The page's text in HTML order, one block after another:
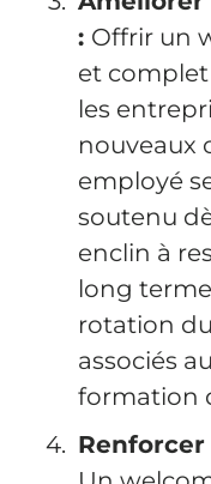
: Offrir un
et
les
nouveaux
employé
soutenu
enclin à
long
rotation
associés
formation